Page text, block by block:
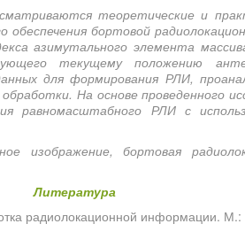
теоретические и
обеспечения бортовой
азимутального элемента
текущему положению
для формирования РЛИ,
На основе проведенного
равномасштабного РЛИ с
изображение, бортовая
Литература
радиолокационной информации. М.: